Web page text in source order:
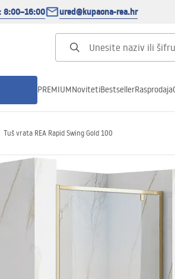
8:00–16:00 ured@kupaona-rea.hr
PREMIUMNovitetiBestsellerRasprodaja
Tuš vrata REA Rapid Swing Gold 100